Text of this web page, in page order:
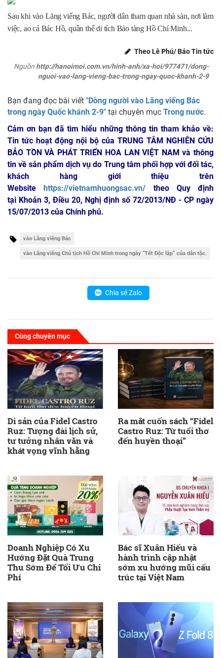
Sau khi vào Lăng viếng Bác, người dân tham quan nhà sàn, nơi làm
việc, ao cá Bác Hồ, quần thể di tích Bảo tàng Hồ Chí Minh...
Theo Lê Phú/ Báo Tin tức
Nguồn http://hanoimoi.com.vn/hinh-anh/xa-hoi/977471/dong-
nguoi-vao-lang-vieng-bac-trong-ngay-quoc-khanh-2-9
Bạn đang đọc bài viết "Dòng người vào Lăng viếng Bác
trong ngày Quốc khánh 2-9" tại chuyên mục Trong nước.
Cảm ơn bạn đã tìm hiểu những thông tin tham khảo về:
Tin tức hoạt động nội bộ của TRUNG TÂM NGHIÊN CỨU
BẢO TỒN VÀ PHÁT TRIỂN HOA LAN VIỆT NAM và thông
tin về sản phẩm dịch vụ do Trung tâm phối hợp với đối tác,
khách hàng giới thiệu trên
Websitehttps://vietnamhuongsac.vn/ theo Quy định
tại Khoản 3, Điều 20, Nghị định số 72/2013/NĐ - CP ngày
15/07/2013 của Chính phủ.
vào Lăng viếng Bác
vào Lăng viếng Chủ tịch Hồ Chí Minh trong ngày “Tết Độc lập” của dân tộc.
Chia sẻ Zalo
Cùng chuyên mục
Di sản của Fidel Castro
Ruz: Tượng đài lịch sử,
tư tưởng nhân văn và
khát vọng vĩnh hằng
Ra mắt cuốn sách “Fidel
Castro Ruz: Từ tuổi thơ
đến huyền thoại”
Doanh Nghiệp Có Xu
Hướng Đặt Quà Trung
Thu Sớm Để Tối Ưu Chi
Phí
Bác sĩ Xuân Hiếu và
hành trình cập nhật
sớm xu hướng mũi cấu
trúc tại Việt Nam